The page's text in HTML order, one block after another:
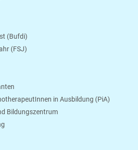
(Bufdi)
(FSJ)
in Ausbildung (PiA)
Bildungszentrum